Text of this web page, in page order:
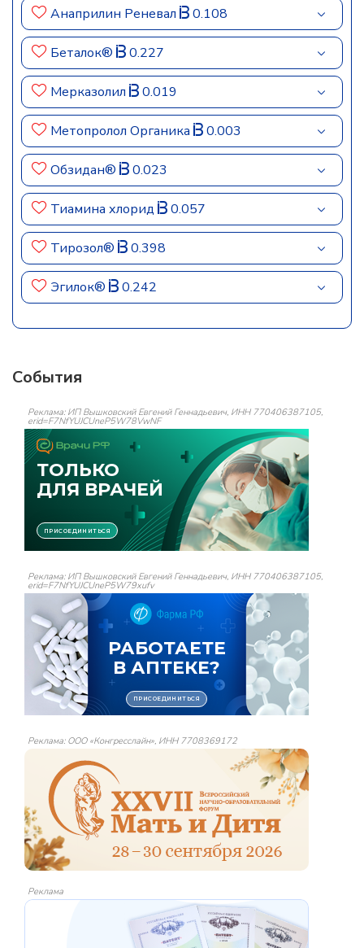
Анаприлин Реневал 0.108
Беталок® 0.227
Мерказолил 0.019
Метопролол Органика 0.003
Обзидан® 0.023
Тиамина хлорид 0.057
Тирозол® 0.398
Эгилок® 0.242
События
Реклама: ИП Вышковский Евгений Геннадьевич, ИНН 770406387105,
erid=F7NfYUJCUneP5W78VwNF
Реклама: ИП Вышковский Евгений Геннадьевич, ИНН 770406387105,
erid=F7NfYUJCUneP5W79xufv
Реклама: ООО «Конгресслайн», ИНН 7708369172
Реклама